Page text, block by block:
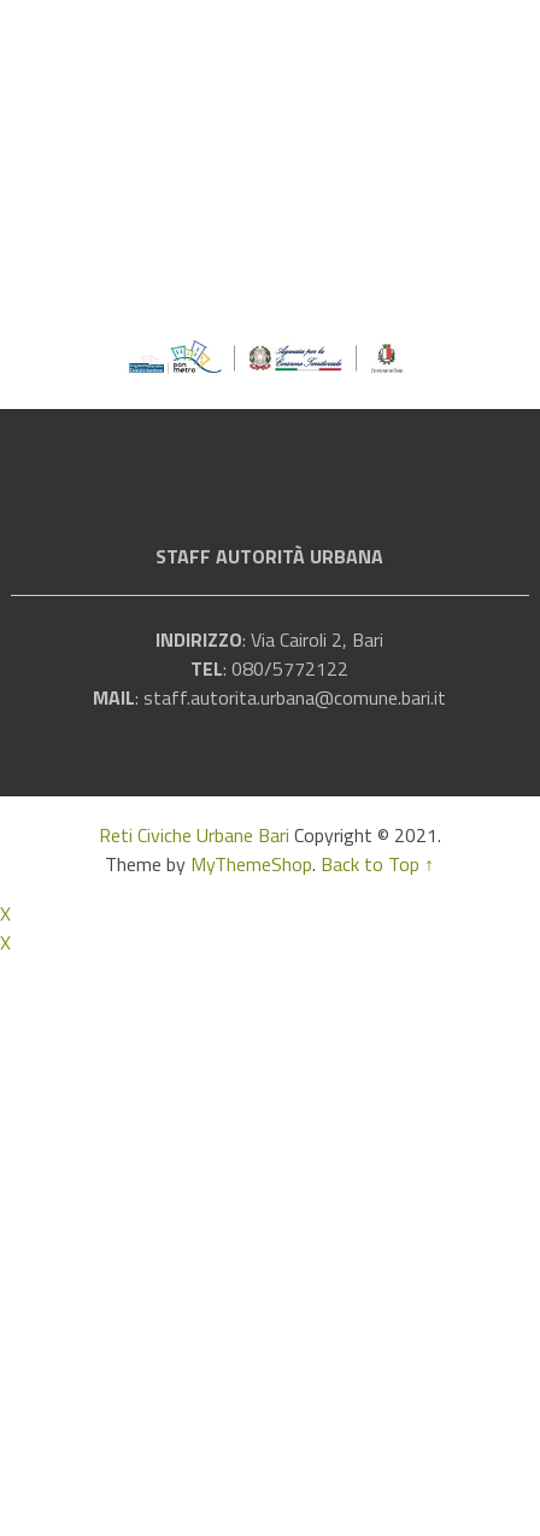
STAFF AUTORITÀ URBANA
INDIRIZZO: Via Cairoli 2, Bari
TEL: 080/5772122
MAIL: staff.autorita.urbana@comune.bari.it
Reti Civiche Urbane Bari Copyright © 2021.
Theme by MyThemeShop. Back to Top ↑
X
X